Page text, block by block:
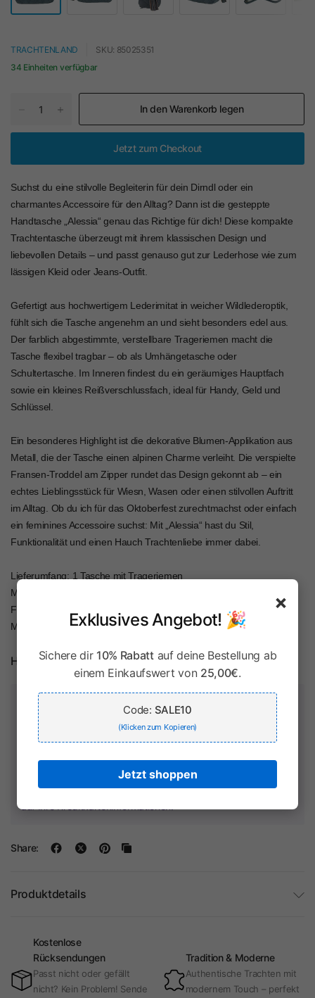
TRACHTENLAND
SKU: 85025351
34 Einheiten verfügbar
In den Warenkorb legen
Jetzt zum Checkout
Suchst du eine stilvolle Begleiterin für dein Dirndl oder ein
charmantes Accessoire für den Alltag? Dann ist die gesteppte
Handtasche „Alessia“ genau das Richtige für dich! Diese kompakte
Trachtentasche überzeugt mit ihrem klassischen Design und
liebevollen Details – und passt genauso gut zur Lederhose wie zum
lässigen Kleid oder Jeans-Outfit.
Gefertigt aus hochwertigem Lederimitat in weicher Wildlederoptik,
fühlt sich die Tasche angenehm an und sieht besonders edel aus.
Der farblich abgestimmte, verstellbare Trageriemen macht die
Tasche flexibel tragbar – ob als Umhängetasche oder
Schultertasche. Im Inneren findest du ein geräumiges Hauptfach
sowie ein kleines Reißverschlussfach, ideal für Handy, Geld und
Schlüssel.
Ein besonderes Highlight ist die dekorative Blumen-Applikation aus
Metall, die der Tasche einen alpinen Charme verleiht. Die verspielte
Fransen-Troddel am Zipper rundet das Design gekonnt ab – ein
echtes Lieblingsstück für Wiesn, Wasen oder einen stilvollen Auftritt
im Alltag. Ob du ich für das Oktoberfest zurechtmachst oder einfach
ein feminines Accessoire suchst: Mit „Alessia“ hast du Stil,
Funktionalität und einen Hauch Trachtenliebe immer dabei.
Lieferumfang: 1 Tasche mit Trageriemen
Material: 100 % Polyurethan (Lederimitat)
Farbe: Je nach Variante
Maße: ca. 19 x 12 x 8 cm
Herstellerinformationen
Zahlung & Sicherheit
Ihr Zahlungsinformationen werden sicher verarbeitet. Wir
speichern keine Kreditkartendaten und haben keinen Zugriff
auf Ihre Kreditkarteninformationen.
Share:
Produktdetails
Kostenlose
Rücksendungen
Passt nicht oder gefällt
nicht? Kein Problem! Sende
Tradition & Moderne
Authentische Trachten mit
modernem Touch – perfekt
×
Exklusives Angebot! 🎉
Sichere dir 10% Rabattauf deine Bestellung ab
einem Einkaufswert von 25,00€.
Code: SALE10
(Klicken zum Kopieren)
Jetzt shoppen